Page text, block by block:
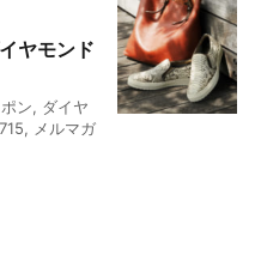
ヤモンド
ン, ダイヤ
, メルマガ